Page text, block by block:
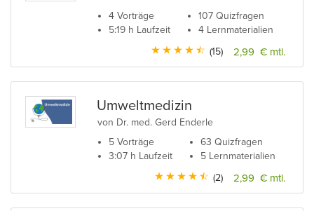
4 Vorträge
5:19 h Laufzeit
107 Quizfragen
4 Lernmaterialien
2,99 € mtl.
(15)
Umweltmedizin
von Dr. med. Gerd Enderle
5 Vorträge
3:07 h Laufzeit
63 Quizfragen
5 Lernmaterialien
2,99 € mtl.
(2)